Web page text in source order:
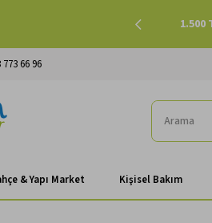
1.500
66 96
& Yapı Market Kişisel Bakım